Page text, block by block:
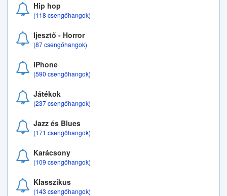
Hip hop
(118 csengőhangok)
Ijesztő - Horror
(87 csengőhangok)
iPhone
(590 csengőhangok)
Játékok
(237 csengőhangok)
Jazz és Blues
(171 csengőhangok)
Karácsony
(109 csengőhangok)
Klasszikus
(143 csengőhangok)